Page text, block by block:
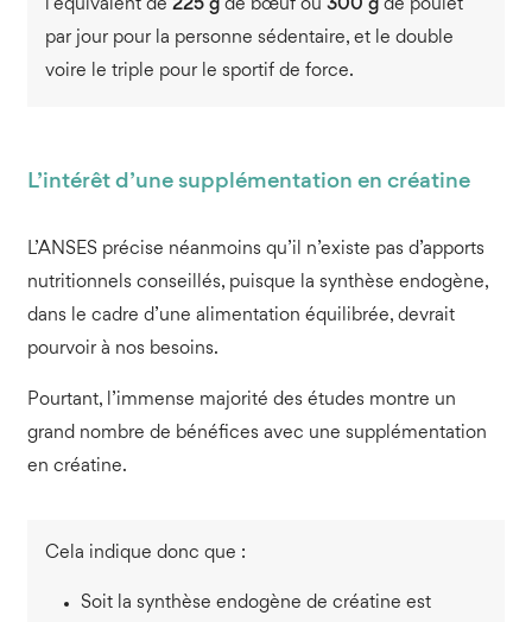
l’équivalent de 225 gde bœuf ou 300 gde poulet
par jour pour la personne sédentaire, et le double
voire le triple pour le sportif de force.
L’intérêt d’une supplémentation en créatine
L’ANSES précise néanmoins qu’il n’existe pas d’apports
nutritionnels conseillés, puisque la synthèse endogène,
dans le cadre d’une alimentation équilibrée, devrait
pourvoir à nos besoins.
Pourtant, l’immense majorité des études montre un
grand nombre de bénéfices avec une supplémentation
en créatine.
Cela indique donc que :
Soit la synthèse endogène de créatine est